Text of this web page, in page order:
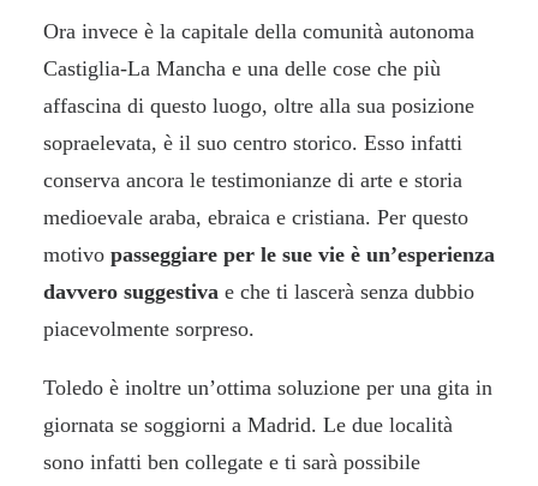
Ora invece è la capitale della comunità autonoma
Castiglia-La Mancha e una delle cose che più
affascina di questo luogo, oltre alla sua posizione
sopraelevata, è il suo centro storico. Esso infatti
conserva ancora le testimonianze di arte e storia
medioevale araba, ebraica e cristiana. Per questo
motivo passeggiare per le sue vie è un’esperienza
davvero suggestiva e che ti lascerà senza dubbio
piacevolmente sorpreso.
Toledo è inoltre un’ottima soluzione per una gita in
giornata se soggiorni a Madrid. Le due località
sono infatti ben collegate e ti sarà possibile